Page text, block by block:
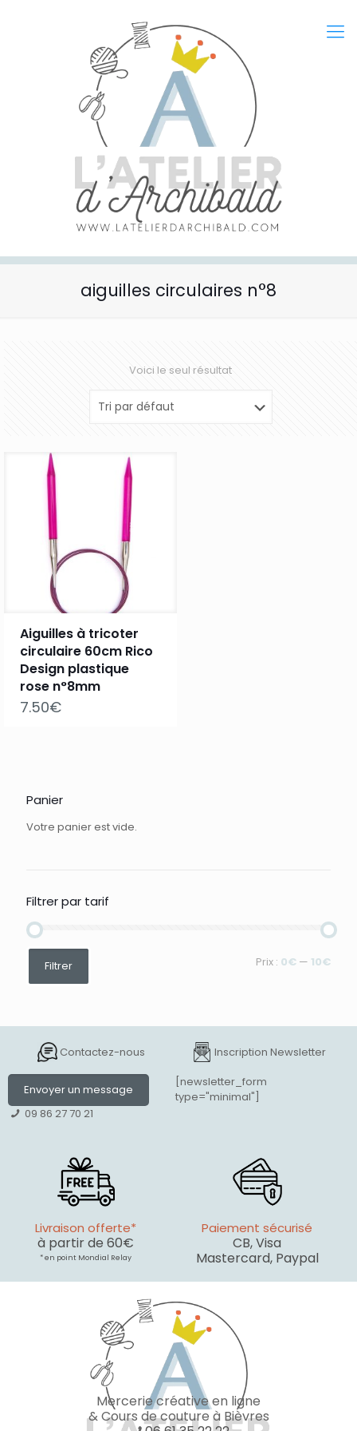
aiguilles circulaires n°8
Voici le seul résultat
Aiguilles à tricoter
circulaire 60cm Rico
Design plastique
rose n°8mm
7.50€
Panier
Votre panier est vide.
Filtrer par tarif
Prix
min
Prix
maxFiltrer Prix : 0€ — 10€
Contactez-nous
Envoyer un message
09 86 27 70 21
Inscription Newsletter
[newsletter_form
type="minimal"]
Livraison offerte*
à partir de 60€
* en point Mondial Relay
Paiement sécurisé
CB, Visa
Mastercard, Paypal
Mercerie créative en ligne
& Cours de couture à Bièvres